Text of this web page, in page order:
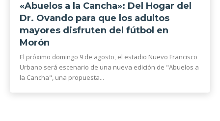
«Abuelos a la Cancha»: Del Hogar del
Dr. Ovando para que los adultos
mayores disfruten del fútbol en
Morón
El próximo domingo 9 de agosto, el estadio Nuevo Francisco
Urbano será escenario de una nueva edición de "Abuelos a
la Cancha", una propuesta...